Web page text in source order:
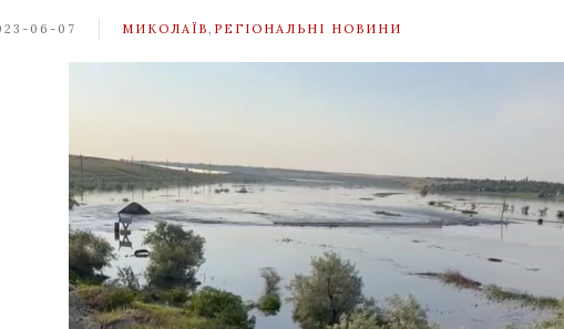
06-07 МИКОЛАЇВ РЕГІОНАЛЬНІ НОВИНИ